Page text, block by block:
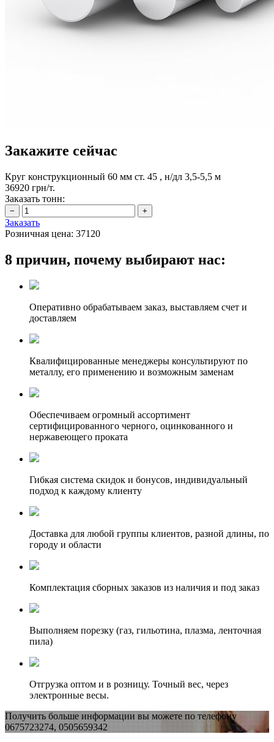
Закажите сейчас
Круг конструкционный 60 мм ст. 45 , н/дл 3,5-5,5 м
36920 грн/т.
Заказать тонн:
Заказать
Розничная цена: 37120
8 причин, почему выбирают нас:
Оперативно обрабатываем заказ, выставляем счет и
доставляем
Квалифицированные менеджеры консультируют по
металлу, его применению и возможным заменам
Обеспечиваем огромный ассортимент
сертифицированного черного, оцинкованного и
нержавеющего проката
Гибкая система скидок и бонусов, индивидуальный
подход к каждому клиенту
Доставка для любой группы клиентов, разной длины, по
городу и области
Комплектация сборных заказов из наличия и под заказ
Выполняем порезку (газ, гильотина, плазма, ленточная
пила)
Отгрузка оптом и в розницу. Точный вес, через
электронные весы.
Получить больше информации вы можете по телефону
0675723274, 0505659342